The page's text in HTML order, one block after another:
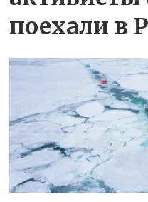
поехали в